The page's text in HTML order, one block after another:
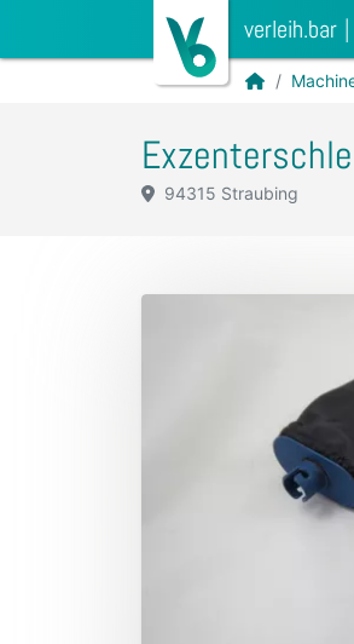
verleih.bar |
94315 Straubing